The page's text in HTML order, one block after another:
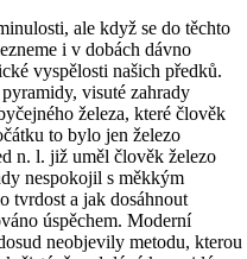
ale když se do těchto
i v dobách dávno
vyspělosti našich předků.
visuté zahrady
železa, které člověk
to bylo jen železo
n. l. již uměl člověk železo
nespokojil s měkkým
tvrdost a jak dosáhnout
úspěchem. Moderní
neobjevily metodu, kterou